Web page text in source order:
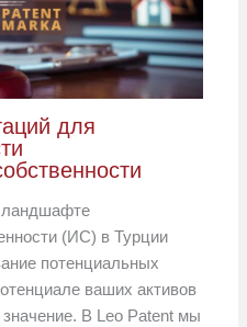
для
ландшафте
(ИС) в Турции
потенциальных
ваших активов
В Leo Patent мы